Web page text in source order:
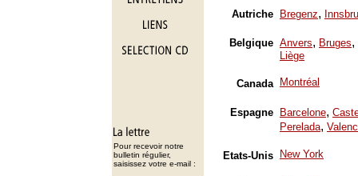
Pour recevoir notre
bulletin régulier,
saisissez votre e-mail :
Autriche Bregenz,
Belgique Anvers, Bruges,
Liège
Canada Montréal
Espagne Barcelone,
Perelada,
Etats-Unis New York